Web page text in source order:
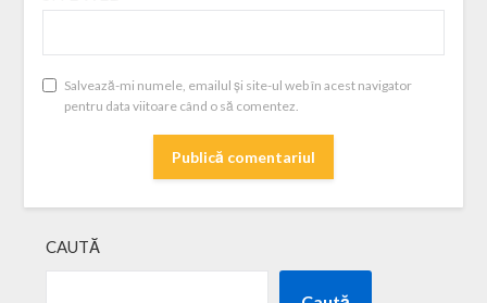
Salvează-mi numele, emailul și site-ul web în acest navigator
pentru data viitoare când o să comentez.
CAUTĂ